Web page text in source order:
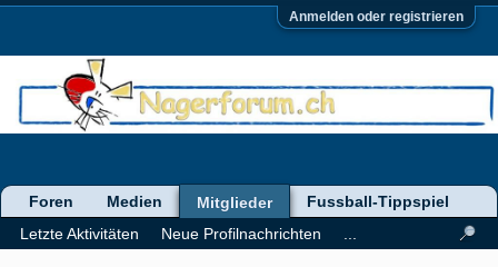
Anmelden oder registrieren
Foren Medien
Mitglieder
Letzte Aktivitäten
Neue Profilnachrichten
Fussball-Tippspiel